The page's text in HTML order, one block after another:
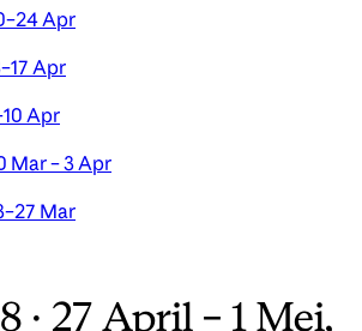
Apr
Apr
Apr
Mar – 3 Apr
Mar
· 27 April – 1 Mei,